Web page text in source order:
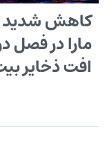
کاهش
مارا در فصل
افت ذخایر